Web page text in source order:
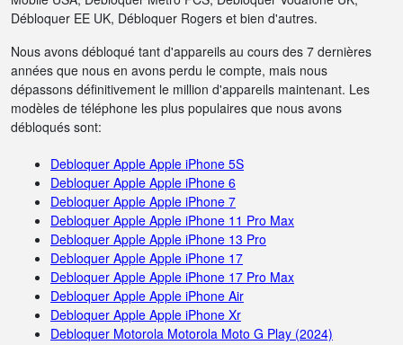
Débloquer EE UK, Débloquer Rogers et bien d'autres.
Nous avons débloqué tant d'appareils au cours des 7 dernières
années que nous en avons perdu le compte, mais nous
dépassons définitivement le million d'appareils maintenant. Les
modèles de téléphone les plus populaires que nous avons
débloqués sont:
Debloquer Apple Apple iPhone 5S
Debloquer Apple Apple iPhone 6
Debloquer Apple Apple iPhone 7
Debloquer Apple Apple iPhone 11 Pro Max
Debloquer Apple Apple iPhone 13 Pro
Debloquer Apple Apple iPhone 17
Debloquer Apple Apple iPhone 17 Pro Max
Debloquer Apple Apple iPhone Air
Debloquer Apple Apple iPhone Xr
Debloquer Motorola Motorola Moto G Play (2024)